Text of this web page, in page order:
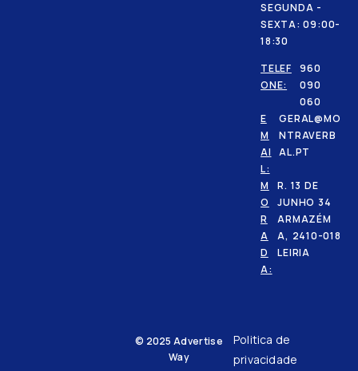
SEGUNDA -
SEXTA: 09:00-
18:30
TELEF
ONE:
960
090
060
E
M
AI
L:
GERAL@MO
NTRAVERB
AL.PT
M
O
R
A
D
A:
R. 13 DE
JUNHO 34
ARMAZÉM
A, 2410-018
LEIRIA
Politica de
privacidade
© 2025Advertise
Way